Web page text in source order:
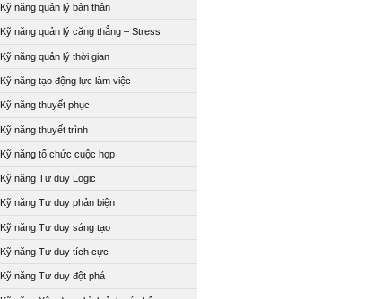
Kỹ năng quản lý bản thân
Kỹ năng quản lý căng thẳng – Stress
Kỹ năng quản lý thời gian
Kỹ năng tạo động lực làm việc
Kỹ năng thuyết phục
Kỹ năng thuyết trình
Kỹ năng tổ chức cuộc họp
Kỹ năng Tư duy Logic
Kỹ năng Tư duy phản biện
Kỹ năng Tư duy sáng tạo
Kỹ năng Tư duy tích cực
Kỹ năng Tư duy đột phá